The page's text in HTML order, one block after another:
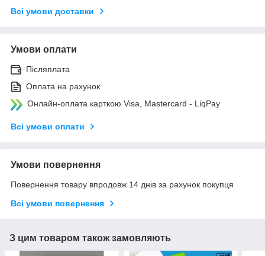
Всі умови доставки
Умови оплати
Післяплата
Оплата на рахунок
Онлайн-оплата карткою Visa, Mastercard - LiqPay
Всі умови оплати
Умови повернення
Повернення товару впродовж 14 днів за рахунок покупця
Всі умови повернення
З цим товаром також замовляють